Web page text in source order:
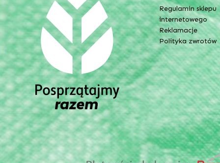
Regulamin sklepu
internetowego
Reklamacje
Polityka zwrotów